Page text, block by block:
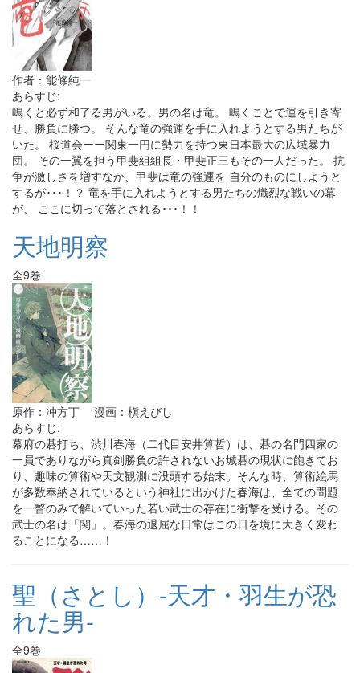
作者：能條純一
あらすじ:
鳴くと必ず和了る男がいる。男の名は竜。 鳴くことで運を引き寄
せ、勝負に勝つ。 そんな竜の強運を手に入れようとする男たちが
いた。 桜道会ーー関東一円に勢力を持つ東日本最大の広域暴力
団。 その一翼を担う甲斐組組長・甲斐正三もその一人だった。 抗
争が激しさを増すなか、甲斐は竜の強運を 自分のものにしようと
するが･･･！？ 竜を手に入れようとする男たちの熾烈な戦いの幕
が、 ここに切って落とされる･･･！！
天地明察
全9巻
原作：冲方丁 漫画：槇えびし
あらすじ:
幕府の碁打ち、渋川春海（二代目安井算哲）は、碁の名門四家の
一員でありながら真剣勝負の許されないお城碁の現状に飽きてお
り、趣味の算術や天文観測に没頭する始末。そんな時、算術絵馬
が多数奉納されているという神社に出かけた春海は、全ての問題
を一瞥のみで解いていった若い武士の存在に衝撃を受ける。その
武士の名は「関」。春海の退屈な日常はこの日を境に大きく変わ
ることになる……！
聖（さとし）-天才・羽生が恐
れた男-
全9巻